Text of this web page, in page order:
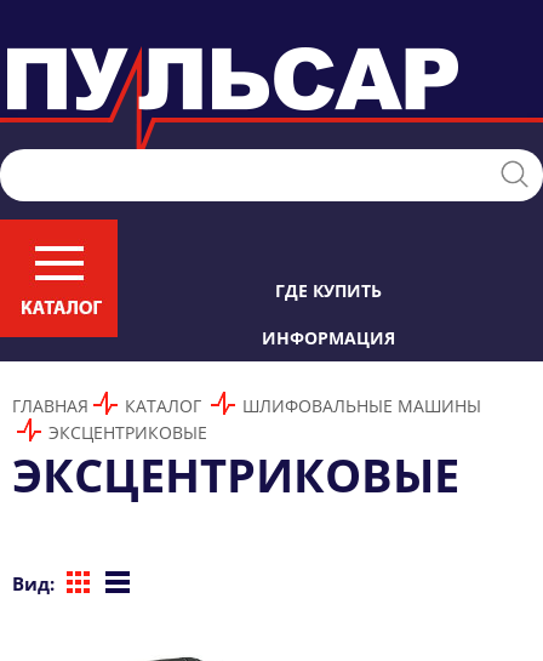
ГДЕ КУПИТЬ
ИНФОРМАЦИЯ
ГЛАВНАЯ КАТАЛОГ
ШЛИФОВАЛЬНЫЕ МАШИНЫ
ЭКСЦЕНТРИКОВЫЕ
ЭКСЦЕНТРИКОВЫЕ
Вид: